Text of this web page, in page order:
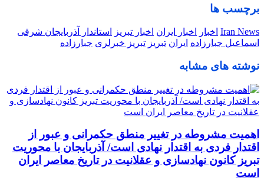
برچسب ها
Iran News اخبار اخبار ایران اخبار تبریز
استاندار آذربایجان شرقی
اسماعیل جبارزاده ایران تبریز تبریز خبرلری جبارزاده
نوشته های مشابه
اهمیت مشروطه در تغییر منطق حکمرانی و عبور از
اقتدار فردی به اقتدار نهادی است/ آذربایجان با محوریت
تبریز کانون نهادسازی و عقلانیت در تاریخ معاصر ایران
است